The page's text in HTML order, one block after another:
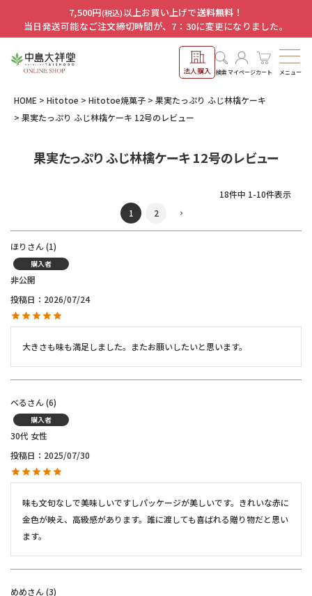
7,500円(税込)以上お買い上げで送料無料！
当日発送可能なご注文締切時間が、7：30に変更になりました。
法人購入 検索マイページカート メニュー
HOME Hitotoe Hitotoe焼菓子
果実たっぷり ふじ林檎ケーキ
果実たっぷり ふじ林檎ケーキ 12号のレビュー
果実たっぷり ふじ林檎ケーキ 12号のレビュー
18件中 1-10件表示
1
2
ほり 1
購入者
非公開
投稿日
2026/07/24
大きさも味も満足しました。またお願いしたいと思います。
べる 6
購入者
30代 女性
投稿日
2025/07/30
味も文句なしで美味しいですしパッケージが美しいです。きれいな赤に
金色が映え、高級感があります。誰に渡しても喜ばれる贈り物だと思い
ます。
めめ 3